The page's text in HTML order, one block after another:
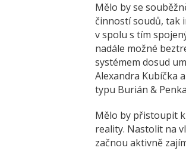
Mělo by se
činností soudů, tak
v spolu s tím
nadále možné
systémem dosud
Alexandra Kubíčka
typu Burián &
Mělo by přistoupit
reality. Nastolit na
začnou aktivně